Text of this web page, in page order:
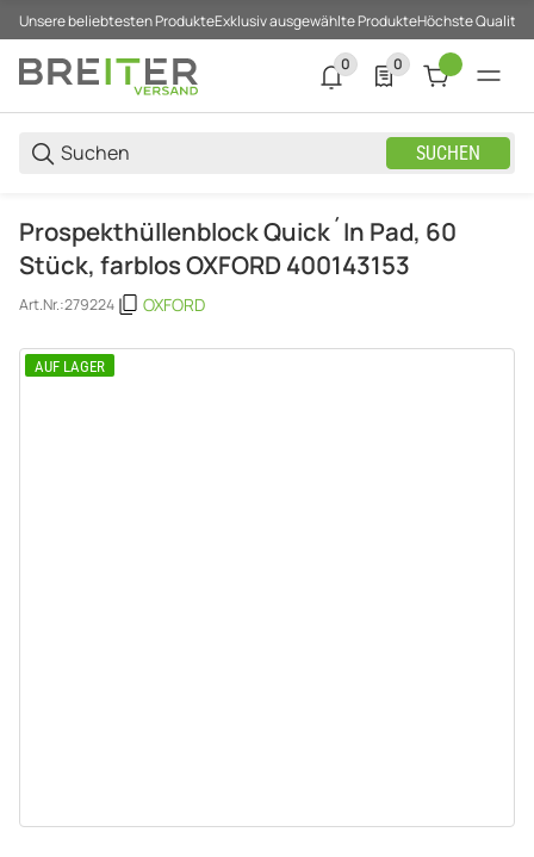
Unsere beliebtesten ProdukteExklusiv ausgewählte ProdukteHöchste Qualität
SUCHEN
0
0 neue Notifizierungen
0
0 Produkte in der
OXFORD
Prospekthüllenblock Quick´In Pad, 60
Stück, farblos OXFORD 400143153
Art.Nr.:279224
AUF LAGER